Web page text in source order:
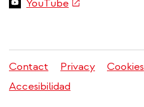
YouTube(link
Menú
legal
Contact Privacy Cookies
Accesibilidad